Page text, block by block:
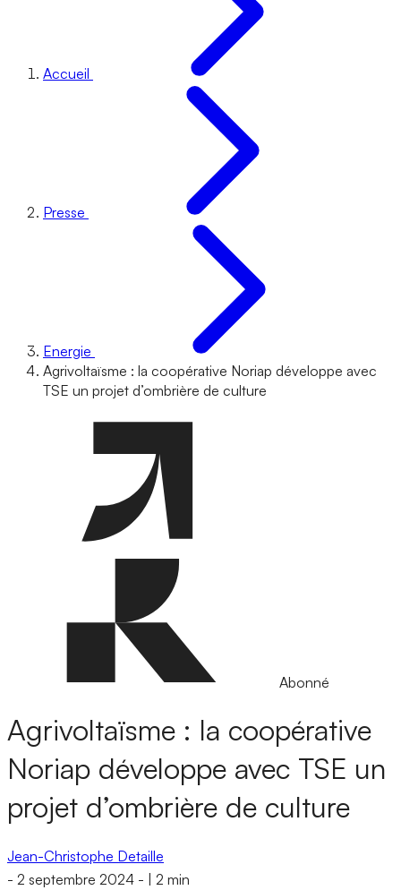
Accueil
Presse
Energie
Agrivoltaïsme : la coopérative Noriap développe avec
TSE un projet d’ombrière de culture
Abonné
Agrivoltaïsme : la coopérative
Noriap développe avec TSE un
projet d’ombrière de culture
Jean-Christophe Detaille
- 2 septembre 2024 - 2 min